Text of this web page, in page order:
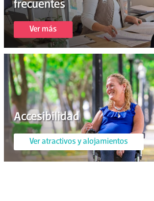
frecuentes
Ver más
Accesibilidad
Ver atractivos y alojamientos